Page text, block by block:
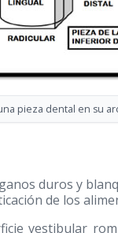
pieza dental en su
duros y
de los
vestibular